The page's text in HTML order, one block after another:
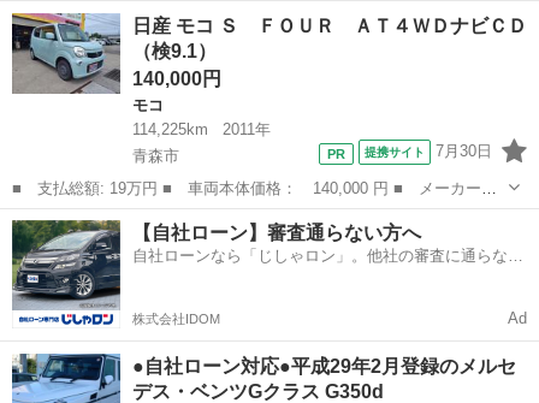
トヒーター アルミ
ホイール ＡＢＳ
カセット エアコ
ン パワーウィンド
ーフティ エアバラ
ンスパッケージ ヘ
ッドアップディスプ
ドア シートヒータ
ー 純正アルミ 関
０°カメラ パワー
トライト 純正アル
ヘッドライト （検
9.12）
ド
付
日産 モコ Ｓ ＦＯＵＲ ＡＴ４ＷＤナビＣＤ
（検9.1）
140,000円
モコ
114,225km
2011年
青森市
提携サイト 7月30日
■ 支払総額: 19万円 ■ 車両本体価格： 140,000 円 ■ メーカー
名： 日産 ■ 車種名： モコ ■ グレード名： Ｓ ＦＯＵＲ Ａ
Ｔ４ＷＤナビＣＤ ■ 排気量： 660cc ■ ドア枚数： 5D ■ ミッシ
ョ...
青森 青森市 モコ 車両
【自社ローン】審査通らない方へ
自社ローンなら「じしゃロン」。他社の審査に通らなか
株式会社IDOM Ad
●自社ローン対応●平成29年2月登録のメルセ
デス・ベンツGクラス G350d